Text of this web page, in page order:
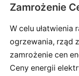
Zamrożenie
W celu ułatwienia
ogrzewania, rząd
zamrożenie cen
Ceny energii